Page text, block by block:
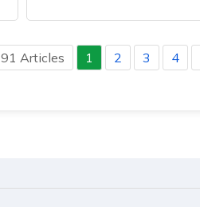
91 Articles 1 2 3 4